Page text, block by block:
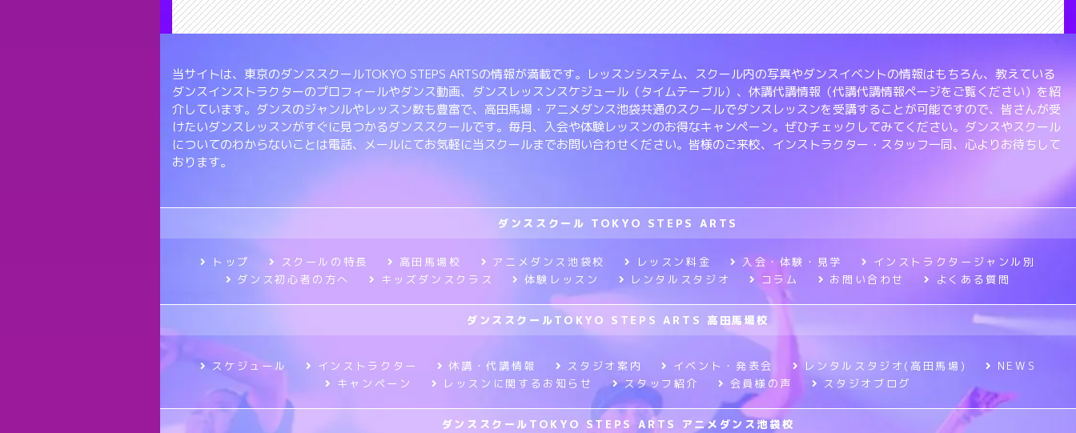
当サイトは、東京のダンススクールTOKYO STEPS ARTSの情報が満載です。レッスンシステム、スクール内の写真やダンスイベントの情報はもちろん、教えている
ダンスインストラクターのプロフィールやダンス動画、ダンスレッスンスケジュール（タイムテーブル）、休講代講情報（代講代講情報ページをご覧ください）を紹
介しています。ダンスのジャンルやレッスン数も豊富で、高田馬場・アニメダンス池袋共通のスクールでダンスレッスンを受講することが可能ですので、皆さんが受
けたいダンスレッスンがすぐに見つかるダンススクールです。毎月、入会や体験レッスンのお得なキャンペーン。ぜひチェックしてみてください。ダンスやスクール
についてのわからないことは電話、メールにてお気軽に当スクールまでお問い合わせください。皆様のご来校、インストラクター・スタッフ一同、心よりお待ちして
おります。
ダンススクール TOKYO STEPS ARTS
トップ スクールの特長 高田馬場校 アニメダンス池袋校 レッスン料金 入会・体験・見学
インストラクタージャンル別
ダンス初心者の方へ
キッズダンスクラス 体験レッスン レンタルスタジオ コラム お問い合わせ よくある質問
ダンススクールTOKYO STEPS ARTS 高田馬場校
スケジュール インストラクター 休講・代講情報 スタジオ案内 イベント・発表会 レンタルスタジオ(高田馬場)
NEWS
キャンペーン
レッスンに関するお知らせ スタッフ紹介 会員様の声 スタジオブログ
ダンススクールTOKYO STEPS ARTS アニメダンス池袋校